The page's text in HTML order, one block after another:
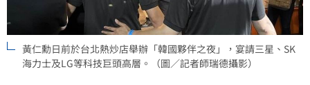
黃仁勳日前於台北熱炒店舉辦「韓國夥伴之夜」，宴請三星、SK
海力士及LG等科技巨頭高層。（圖／記者師瑞德攝影）